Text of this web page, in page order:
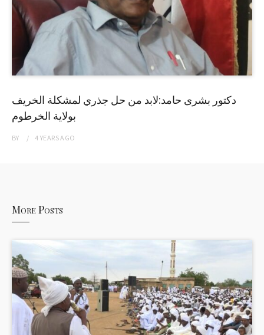
دكتور بشرى حامد:لابد من حل جذري لمشكلة الخريف
بولاية الخرطوم
BY 4 YEARSAGO
More Posts